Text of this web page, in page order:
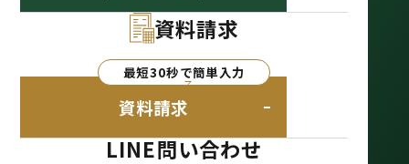
資料請求
最短30秒で簡単入力
資料請求
LINE問い合わせ